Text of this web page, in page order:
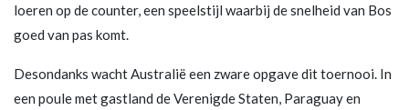
loeren op de counter, een speelstijl waarbij de snelheid van Bos
goed van pas komt.
Desondanks wacht Australië een zware opgave dit toernooi. In
een poule met gastland de Verenigde Staten, Paraguay en